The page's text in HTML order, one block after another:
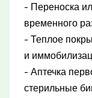
- Переноска
временного
- Теплое
и
- Аптечка
стерильные